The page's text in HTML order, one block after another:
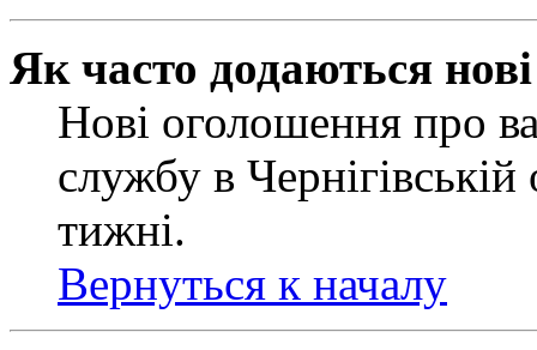
Як часто додаються
Нові оголошення про
службу в
тижні.
Вернуться к началу